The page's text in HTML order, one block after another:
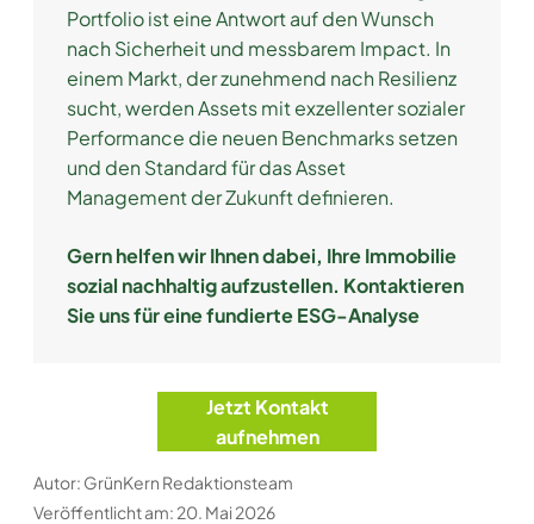
Portfolio ist eine Antwort auf den Wunsch
nach Sicherheit und messbarem Impact. In
einem Markt, der zunehmend nach Resilienz
sucht, werden Assets mit exzellenter sozialer
Performance die neuen Benchmarks setzen
und den Standard für das Asset
Management der Zukunft definieren.
Gern helfen wir Ihnen dabei, Ihre Immobilie
sozial nachhaltig aufzustellen. Kontaktieren
Sie uns für eine fundierte ESG-Analyse
Jetzt Kontakt
aufnehmen
Autor: GrünKern Redaktionsteam
Veröffentlicht am: 20. Mai 2026